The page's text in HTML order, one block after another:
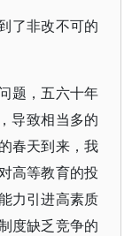
了非改不可的
题，五六十年
导致相当多的
春天到来，我
高等教育的投
力引进高素质
度缺乏竞争的